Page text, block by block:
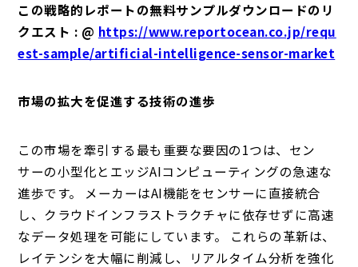
この戦略的レポートの無料サンプルダウンロードのリ
クエスト : @ https://www.reportocean.co.jp/requ
est-sample/artificial-intelligence-sensor-market
市場の拡大を促進する技術の進歩
この市場を牽引する最も重要な要因の1つは、セン
サーの小型化とエッジAIコンピューティングの急速な
進歩です。 メーカーはAI機能をセンサーに直接統合
し、クラウドインフラストラクチャに依存せずに高速
なデータ処理を可能にしています。 これらの革新は、
レイテンシを大幅に削減し、リアルタイム分析を強化